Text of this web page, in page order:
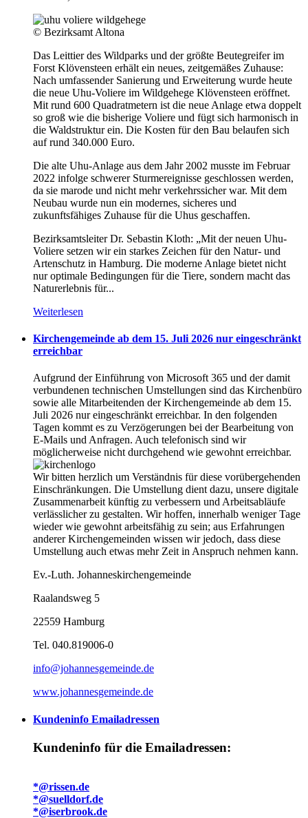
© Bezirksamt Altona
Das Leittier des Wildparks und der größte Beutegreifer im
Forst Klövensteen erhält ein neues, zeitgemäßes Zuhause:
Nach umfassender Sanierung und Erweiterung wurde heute
die neue Uhu-Voliere im Wildgehege Klövensteen eröffnet.
Mit rund 600 Quadratmetern ist die neue Anlage etwa doppelt
so groß wie die bisherige Voliere und fügt sich harmonisch in
die Waldstruktur ein. Die Kosten für den Bau belaufen sich
auf rund 340.000 Euro.
Die alte Uhu-Anlage aus dem Jahr 2002 musste im Februar
2022 infolge schwerer Sturmereignisse geschlossen werden,
da sie marode und nicht mehr verkehrssicher war. Mit dem
Neubau wurde nun ein modernes, sicheres und
zukunftsfähiges Zuhause für die Uhus geschaffen.
Bezirksamtsleiter Dr. Sebastin Kloth: „Mit der neuen Uhu-
Voliere setzen wir ein starkes Zeichen für den Natur- und
Artenschutz in Hamburg. Die moderne Anlage bietet nicht
nur optimale Bedingungen für die Tiere, sondern macht das
Naturerlebnis für...
Weiterlesen
Kirchengemeinde ab dem 15. Juli 2026 nur eingeschränkt
erreichbar
Aufgrund der Einführung von Microsoft 365 und der damit
verbundenen technischen Umstellungen sind das Kirchenbüro
sowie alle Mitarbeitenden der Kirchengemeinde ab dem 15.
Juli 2026 nur eingeschränkt erreichbar. In den folgenden
Tagen kommt es zu Verzögerungen bei der Bearbeitung von
E-Mails und Anfragen. Auch telefonisch sind wir
möglicherweise nicht durchgehend wie gewohnt erreichbar.
Wir bitten herzlich um Verständnis für diese vorübergehenden
Einschränkungen. Die Umstellung dient dazu, unsere digitale
Zusammenarbeit künftig zu verbessern und Arbeitsabläufe
verlässlicher zu gestalten. Wir hoffen, innerhalb weniger Tage
wieder wie gewohnt arbeitsfähig zu sein; aus Erfahrungen
anderer Kirchengemeinden wissen wir jedoch, dass diese
Umstellung auch etwas mehr Zeit in Anspruch nehmen kann.
Ev.-Luth. Johanneskirchengemeinde
Raalandsweg 5
22559 Hamburg
Tel. 040.819006-0
info@johannesgemeinde.de
www.johannesgemeinde.de
Kundeninfo Emailadressen
Kundeninfo für die Emailadressen:
*@rissen.de
*@suelldorf.de
*@iserbrook.de